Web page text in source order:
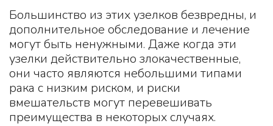
Большинство из этих узелков безвредны, и
дополнительное обследование и лечение
могут быть ненужными. Даже когда эти
узелки действительно злокачественные,
они часто являются небольшими типами
рака с низким риском, и риски
вмешательств могут перевешивать
преимущества в некоторых случаях.